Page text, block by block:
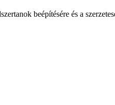
beépítésére és a